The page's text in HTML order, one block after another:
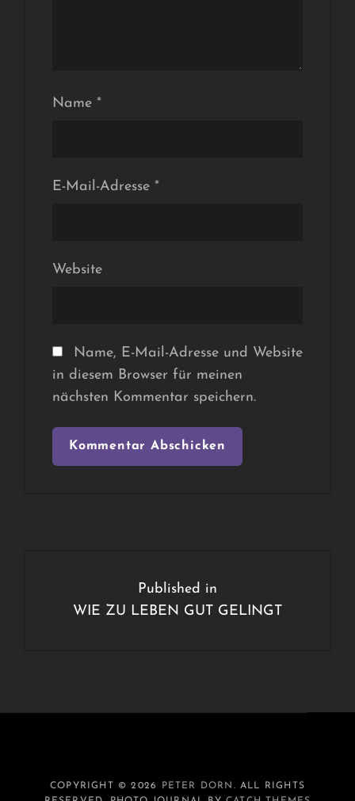
Name *
E-Mail-Adresse *
Website
Name, E-Mail-Adresse und Website
in diesem Browser für meinen
nächsten Kommentar speichern.
Published in
WIE ZU LEBEN GUT GELINGT
COPYRIGHT © 2026 PETER DORN . ALL RIGHTS